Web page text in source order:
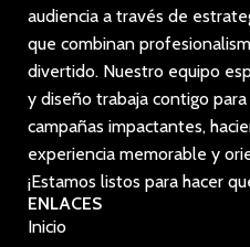
audiencia a través de
que combinan
divertido. Nuestro equipo
y diseño trabaja contigo
campañas impactantes,
experiencia memorable y
¡Estamos listos para hacer
ENLACES
Inicio